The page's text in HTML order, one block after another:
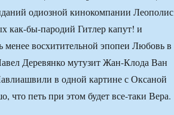
одиозной кинокомпании
как-бы-пародий Гитлер капут! и
восхитительной эпопеи Любовь в
Деревянко мутузит Жан-Клода Ван
в одной картине с Оксаной
петь при этом будет все-таки Вера.